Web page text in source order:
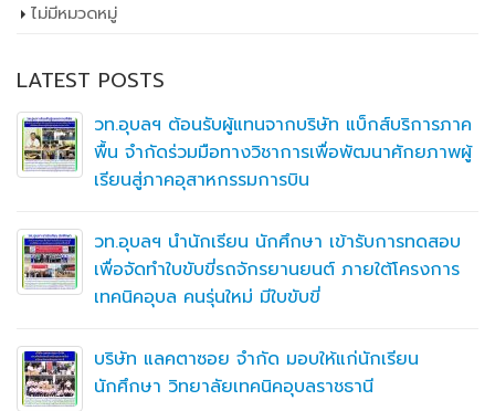
ไม่มีหมวดหมู่
LATEST POSTS
วท.อุบลฯ ต้อนรับผู้แทนจากบริษัท แบ็กส์บริการภาค
พื้น จำกัดร่วมมือทางวิชาการเพื่อพัฒนาศักยภาพผู้
เรียนสู่ภาคอุสาหกรรมการบิน
วท.อุบลฯ นำนักเรียน นักศึกษา เข้ารับการทดสอบ
เพื่อจัดทำใบขับขี่รถจักรยานยนต์ ภายใต้โครงการ
เทคนิคอุบล คนรุ่นใหม่ มีใบขับขี่
บริษัท แลคตาซอย จำกัด มอบให้แก่นักเรียน
นักศึกษา วิทยาลัยเทคนิคอุบลราชธานี